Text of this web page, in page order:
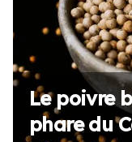
Le poivre
phare du